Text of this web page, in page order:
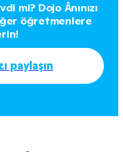
mi? Dojo Ânınızı
öğretmenlere
paylaşın